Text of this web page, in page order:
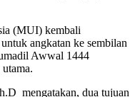
(MUI) kembali
angkatan ke sembilan
Awwal 1444
mengatakan, dua tujuan